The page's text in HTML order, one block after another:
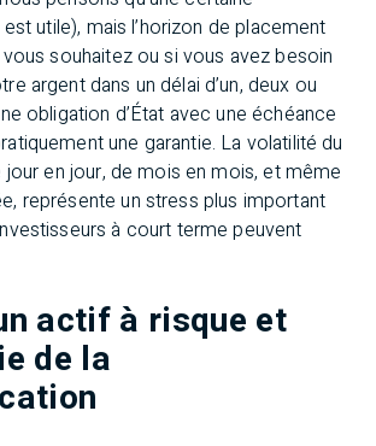
utile), mais l’horizon de placement
souhaitez ou si vous avez besoin
argent dans un délai d’un, deux ou
obligation d’État avec une échéance
une garantie. La volatilité du
jour en jour, de mois en mois, et même
représente un stress plus important
à court terme peuvent
actif à risque et
de la